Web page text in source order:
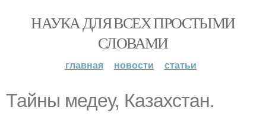
НАУКА ДЛЯ ВСЕХ ПРОСТЫМИ
СЛОВАМИ
главная новости статьи
Тайны медеу, Казахстан.